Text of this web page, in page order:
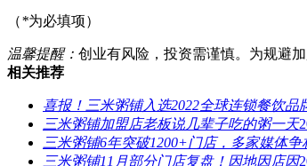
（*为必填项）
温馨提醒： 创业有风险，投资需谨慎。为规避
相关推荐
喜报！三米粥铺入选2022全球连锁餐饮品
三米粥铺加盟店老板说几辈子吃的粥一天
三米粥铺6年突破1200+门店，多家媒体争
三米粥铺11月部分门店复盘！因地因店因